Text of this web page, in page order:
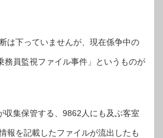
は下っていませんが、現在係争中の
務員監視ファイル事件」というものが
収集保管する、9862人にも及ぶ客室
報を記載したファイルが流出したも